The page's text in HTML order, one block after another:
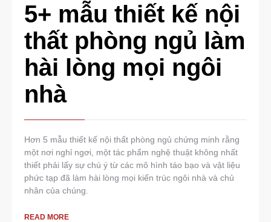
5+ mẫu thiết kế nội
thất phòng ngủ làm
hài lòng mọi ngôi
nhà
Hơn 5 mẫu thiết kế nội thất phòng ngủ chứng minh rằng
một nơi nghỉ ngơi, một tác phẩm nghệ thuật không nhất
thiết phải lấy sự chú ý từ các mô hình táo bạo và vật liệu
phức tạp đã làm hài lòng mọi kiến trúc ngôi nhà và chủ
nhân của chúng.
READ MORE